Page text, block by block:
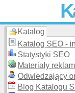
Skuteczna i
Katalog
Katalog SEO -
Statystyki SEO
Materiały
Odwiedzający
Blog Katalogu